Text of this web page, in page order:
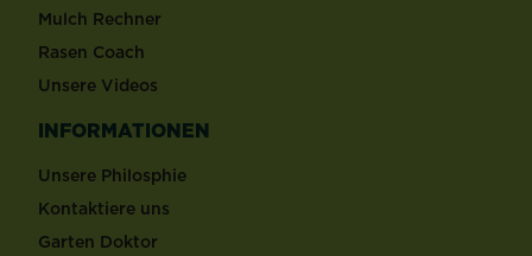
Mulch Rechner
Rasen Coach
Unsere Videos
INFORMATIONEN
Unsere Philosphie
Kontaktiere uns
Garten Doktor